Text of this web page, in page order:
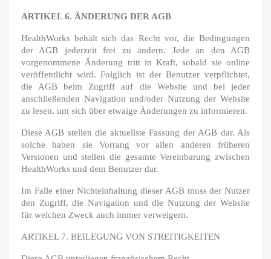
ARTIKEL 6. ÄNDERUNG DER AGB
HealthWorks behält sich das Recht vor, die Bedingungen
der AGB jederzeit frei zu ändern. Jede an den AGB
vorgenommene Änderung tritt in Kraft, sobald sie online
veröffentlicht wird. Folglich ist der Benutzer verpflichtet,
die AGB beim Zugriff auf die Website und bei jeder
anschließenden Navigation und/oder Nutzung der Website
zu lesen, um sich über etwaige Änderungen zu informieren.
Diese AGB stellen die aktuellste Fassung der AGB dar. Als
solche haben sie Vorrang vor allen anderen früheren
Versionen und stellen die gesamte Vereinbarung zwischen
HealthWorks und dem Benutzer dar.
Im Falle einer Nichteinhaltung dieser AGB muss der Nutzer
den Zugriff, die Navigation und die Nutzung der Website
für welchen Zweck auch immer verweigern.
ARTIKEL 7. BEILEGUNG VON STREITIGKEITEN